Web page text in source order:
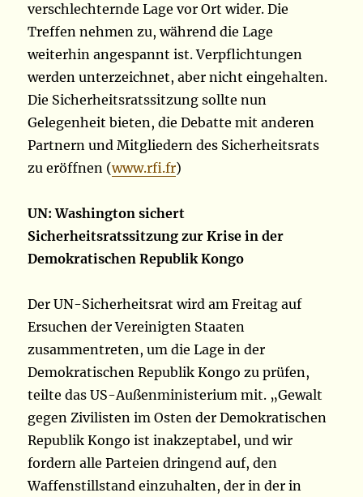
verschlechternde Lage vor Ort wider. Die
Treffen nehmen zu, während die Lage
weiterhin angespannt ist. Verpflichtungen
werden unterzeichnet, aber nicht eingehalten.
Die Sicherheitsratssitzung sollte nun
Gelegenheit bieten, die Debatte mit anderen
Partnern und Mitgliedern des Sicherheitsrats
zu eröffnen (www.rfi.fr)
UN: Washington sichert
Sicherheitsratssitzung zur Krise in der
Demokratischen Republik Kongo
Der UN-Sicherheitsrat wird am Freitag auf
Ersuchen der Vereinigten Staaten
zusammentreten, um die Lage in der
Demokratischen Republik Kongo zu prüfen,
teilte das US-Außenministerium mit. „Gewalt
gegen Zivilisten im Osten der Demokratischen
Republik Kongo ist inakzeptabel, und wir
fordern alle Parteien dringend auf, den
Waffenstillstand einzuhalten, der in der in